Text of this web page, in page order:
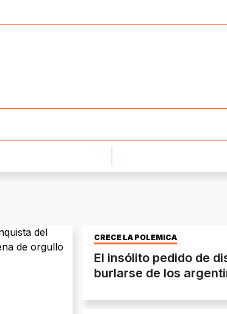
CRECE LA POLÉMICA
El insólito pedido de
burlarse de los